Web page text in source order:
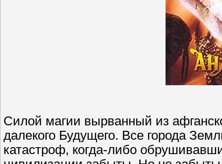
Силой магии вырванный из
далекого Будущего. Все города
катастроф, когда-либо